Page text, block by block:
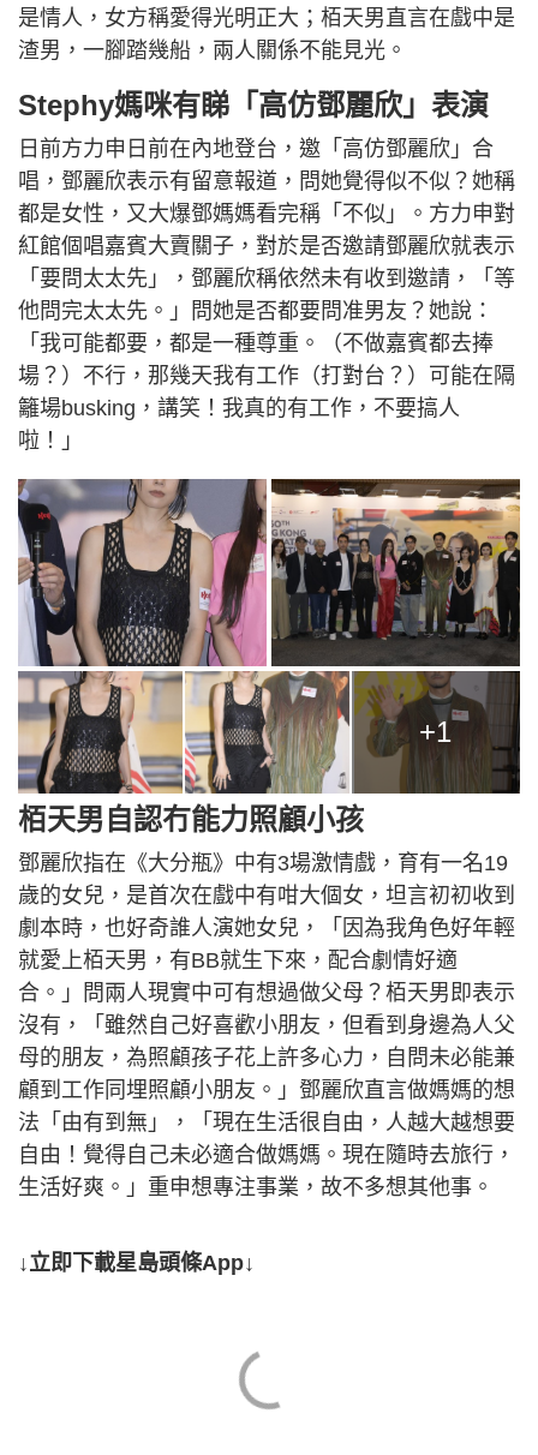
是情人，女方稱愛得光明正大；栢天男直言在戲中是
渣男，一腳踏幾船，兩人關係不能見光。
Stephy媽咪有睇「高仿鄧麗欣」表演
日前方力申日前在內地登台，邀「高仿鄧麗欣」合
唱，鄧麗欣表示有留意報道，問她覺得似不似？她稱
都是女性，又大爆鄧媽媽看完稱「不似」。方力申對
紅館個唱嘉賓大賣關子，對於是否邀請鄧麗欣就表示
「要問太太先」，鄧麗欣稱依然未有收到邀請，「等
他問完太太先。」問她是否都要問准男友？她說：
「我可能都要，都是一種尊重。（不做嘉賓都去捧
場？）不行，那幾天我有工作（打對台？）可能在隔
籬場busking，講笑！我真的有工作，不要搞人
啦！」
+1
栢天男自認冇能力照顧小孩
鄧麗欣指在《大分瓶》中有3場激情戲，育有一名19
歲的女兒，是首次在戲中有咁大個女，坦言初初收到
劇本時，也好奇誰人演她女兒，「因為我角色好年輕
就愛上栢天男，有BB就生下來，配合劇情好適
合。」問兩人現實中可有想過做父母？栢天男即表示
沒有，「雖然自己好喜歡小朋友，但看到身邊為人父
母的朋友，為照顧孩子花上許多心力，自問未必能兼
顧到工作同埋照顧小朋友。」鄧麗欣直言做媽媽的想
法「由有到無」，「現在生活很自由，人越大越想要
自由！覺得自己未必適合做媽媽。現在隨時去旅行，
生活好爽。」重申想專注事業，故不多想其他事。
↓立即下載星島頭條App↓